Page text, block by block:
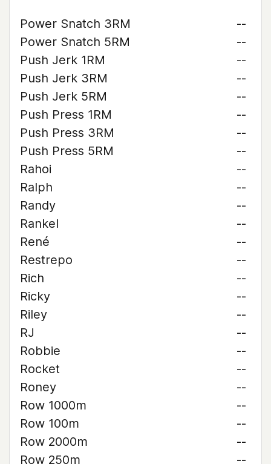
Power Snatch 3RM
--
Power Snatch 5RM
--
Push Jerk 1RM
--
Push Jerk 3RM
--
Push Jerk 5RM
--
Push Press 1RM
--
Push Press 3RM
--
Push Press 5RM
--
Rahoi
--
Ralph
--
Randy
--
Rankel
--
René
--
Restrepo
--
Rich
--
Ricky
--
Riley
--
RJ
--
Robbie
--
Rocket
--
Roney
--
Row 1000m
--
Row 100m
--
Row 2000m
--
Row 250m
--